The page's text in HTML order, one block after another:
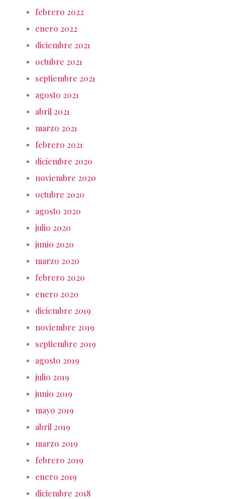
febrero 2022
enero 2022
diciembre 2021
octubre 2021
septiembre 2021
agosto 2021
abril 2021
marzo 2021
febrero 2021
diciembre 2020
noviembre 2020
octubre 2020
agosto 2020
julio 2020
junio 2020
marzo 2020
febrero 2020
enero 2020
diciembre 2019
noviembre 2019
septiembre 2019
agosto 2019
julio 2019
junio 2019
mayo 2019
abril 2019
marzo 2019
febrero 2019
enero 2019
diciembre 2018